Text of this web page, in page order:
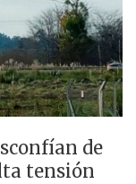
de
tensión